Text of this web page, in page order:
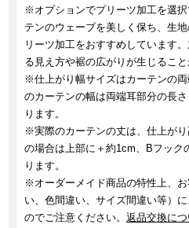
※オプションでプリーツ加工を選
テンのウェーブを美しく保ち、生
リーツ加工をおすすめしています
る見え方や裾の広がりが生じること
※仕上がり幅サイズはカーテンの
のカーテンの幅は両端耳部分の長
ります。
※実際のカーテンの丈は、仕上が
の場合は上部に＋約1cm、Bフック
ります。
※オーダーメイド商品の特性上、
い、色間違い、サイズ間違い等）
のでご注意ください。返品交換につ